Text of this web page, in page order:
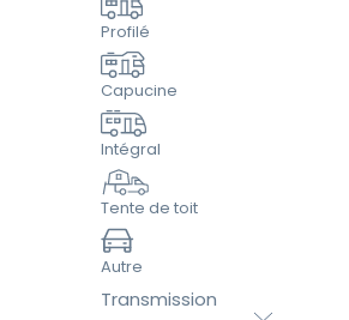
Profilé
Capucine
Intégral
Tente de toit
Autre
Transmission